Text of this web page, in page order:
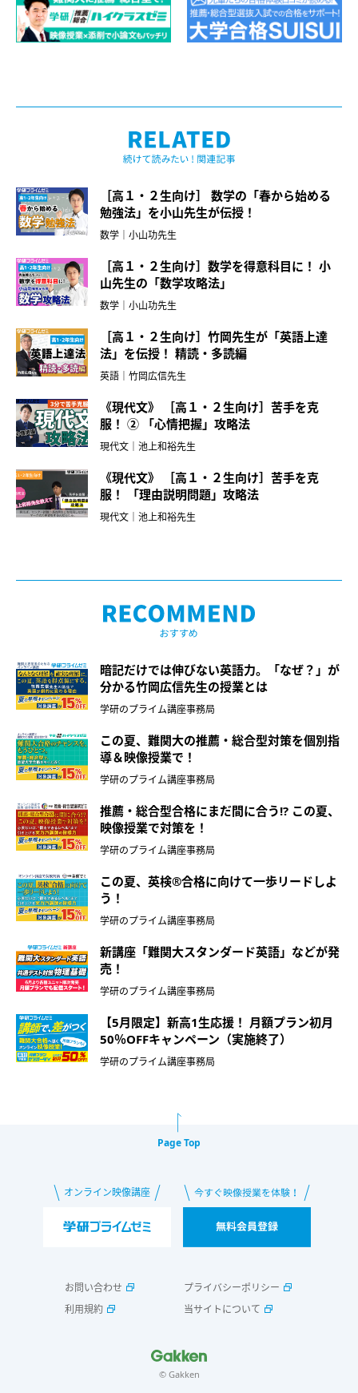
［高１・２生向け］ 数学の「春から始める
勉強法」を小山先生が伝授！
数学｜小山功先生
［高１・２生向け］数学を得意科目に！ 小
山先生の「数学攻略法」
数学｜小山功先生
［高１・２生向け］竹岡先生が「英語上達
法」を伝授！ 精読・多読編
英語｜竹岡広信先生
《現代文》 ［高１・２生向け］苦手を克
服！ ② 「心情把握」攻略法
現代文｜池上和裕先生
《現代文》 ［高１・２生向け］苦手を克
服！ 「理由説明問題」攻略法
現代文｜池上和裕先生
暗記だけでは伸びない英語力。「なぜ？」が
分かる竹岡広信先生の授業とは
学研のプライム講座事務局
この夏、難関大の推薦・総合型対策を個別指
導＆映像授業で！
学研のプライム講座事務局
推薦・総合型合格にまだ間に合う!? この夏、
映像授業で対策を！
学研のプライム講座事務局
この夏、英検®合格に向けて一歩リードしよ
う！
学研のプライム講座事務局
新講座「難関大スタンダード英語」などが発
売！
学研のプライム講座事務局
【5月限定】新高1生応援！ 月額プラン初月
50％OFFキャンペーン（実施終了）
学研のプライム講座事務局
Page Top
お問い合わせ
プライバシーポリシー
利用規約
当サイトについて
© Gakken